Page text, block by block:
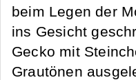
beim Legen der
ins Gesicht
Gecko mit
Grautönen